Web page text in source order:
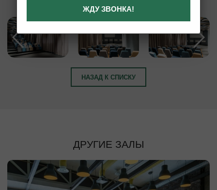
НАЗАД К СПИСКУ
ДРУГИЕ ЗАЛЫ
ЖДУ ЗВОНКА!